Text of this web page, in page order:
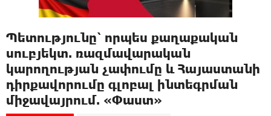
Պետությունը՝ որպես քաղաքական
սուբյեկտ. ռազմավարական
կարողության չափումը և Հայաստանի
դիրքավորումը գլոբալ ինտեգրման
միջավայրում. «Փաստ»